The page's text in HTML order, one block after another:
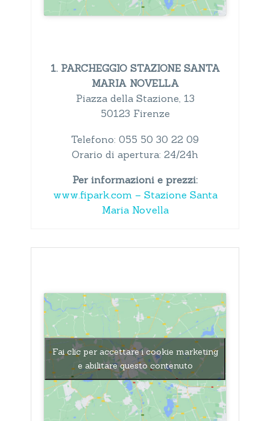
1. PARCHEGGIO STAZIONE SANTA
MARIA NOVELLA
Piazza della Stazione, 13
50123 Firenze
Telefono: 055 50 30 22 09
Orario di apertura: 24/24h
Per informazioni e prezzi:
www.fipark.com – Stazione Santa
Maria Novella
Fai clic per accettare i cookie marketing
e abilitare questo contenuto